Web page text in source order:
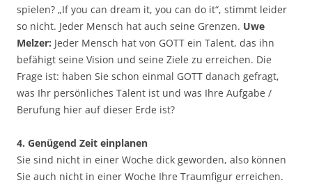
spielen? „If you can dream it, you can do it“, stimmt leider
so nicht. Jeder Mensch hat auch seine Grenzen. Uwe
Melzer: Jeder Mensch hat von GOTT ein Talent, das ihn
befähigt seine Vision und seine Ziele zu erreichen. Die
Frage ist: haben Sie schon einmal GOTT danach gefragt,
was Ihr persönliches Talent ist und was Ihre Aufgabe /
Berufung hier auf dieser Erde ist?
4. Genügend Zeit einplanen
Sie sind nicht in einer Woche dick geworden, also können
Sie auch nicht in einer Woche Ihre Traumfigur erreichen.